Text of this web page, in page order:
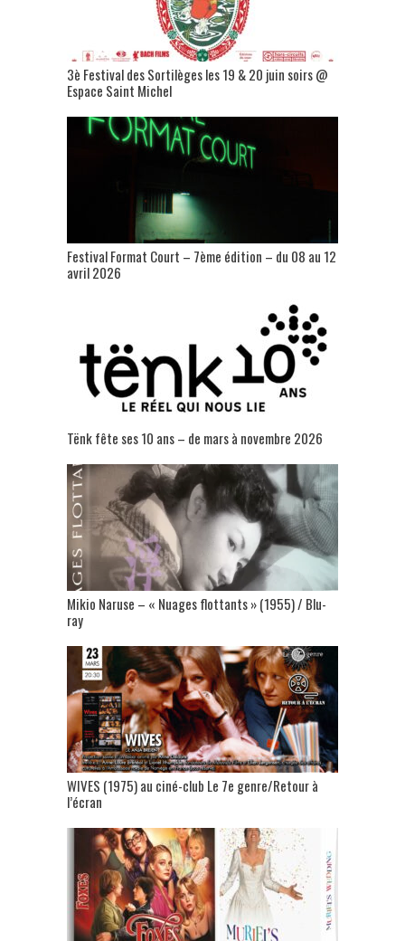
3è Festival des Sortilèges les 19 & 20 juin soirs @
Espace Saint Michel
Festival Format Court – 7ème édition – du 08 au 12
avril 2026
Tënk fête ses 10 ans – de mars à novembre 2026
Mikio Naruse – « Nuages flottants » (1955) / Blu-
ray
WIVES (1975) au ciné-club Le 7e genre/Retour à
l’écran